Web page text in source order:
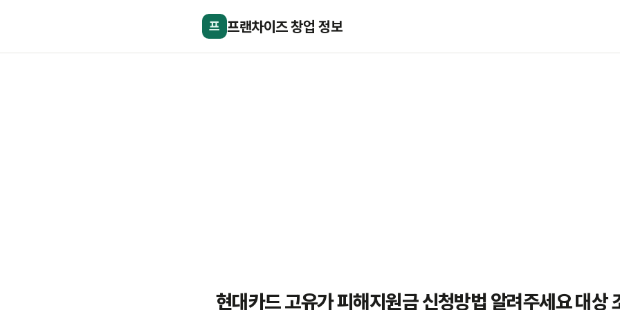
프 프랜차이즈 창업 정보
현대카드 고유가 피해지원금 신청방법 알려주세요 대상